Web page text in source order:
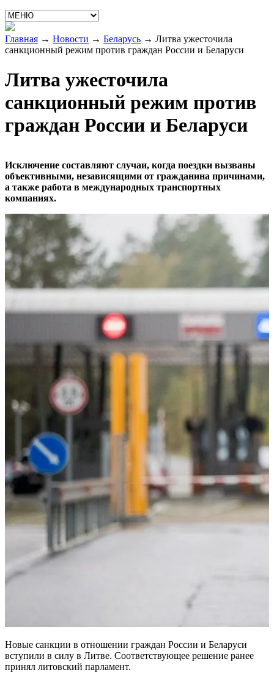
Главная → Новости → Беларусь → Литва ужесточила
санкционный режим против граждан России и Беларуси
Литва ужесточила
санкционный режим против
граждан России и Беларуси
Исключение составляют случаи, когда поездки вызваны
объективными, независящими от гражданина причинами,
а также работа в международных транспортных
компаниях.
Новые санкции в отношении граждан России и Беларуси
вступили в силу в Литве. Соответствующее решение ранее
принял литовский парламент.